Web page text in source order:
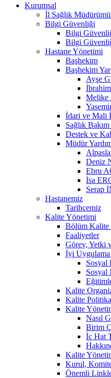
Kurumsal
İl Sağlık
Bilgi Güvenliği
Bilgi
Bilgi
Hastane Yönetimi
Başhekim
Başhekim
Ayşe
Melike
İdari ve Mali
Sağlık
Destek ve
Müdür
Deniz
Ebru
İsa
Serap
Hastanemiz
Tarihçemiz
Kalite Yönetimi
Bölüm Kalite
Faaliyetler
Görev, Yetki
İyi
Sosyal
Sosyal
Kalite
Kalite
Kalite
Nasıl
Birim
İç Hat
Kalite
Kurul,
Önemli